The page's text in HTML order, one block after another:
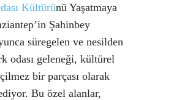
Kültürünü Yaşatmaya
Şahinbey
süregelen ve nesilden
odası geleneği, kültürel
bir parçası olarak
Bu özel alanlar,